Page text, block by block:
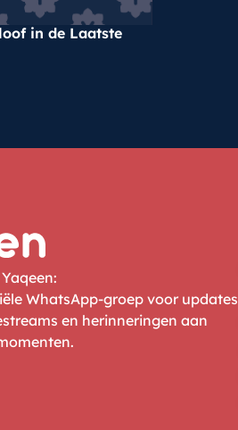
in de Laatste
WhatsApp-groep voor updates
en herinneringen aan